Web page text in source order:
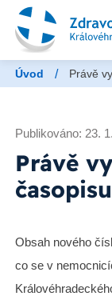
Úvod / Právě
Publikováno: 23.
Právě
Obsah nového
co se v